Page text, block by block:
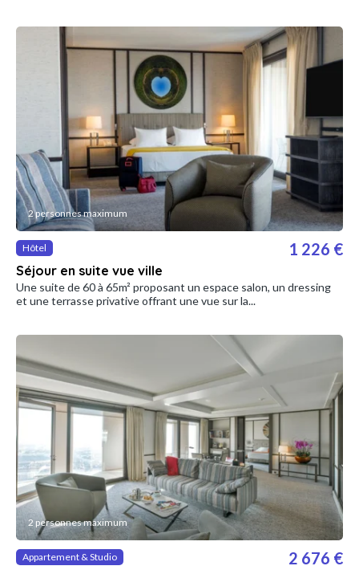
2 personnes maximum
Hôtel
Séjour en suite vue ville
1 226 €
Une suite de 60 à 65m² proposant un espace salon, un dressing
et une terrasse privative offrant une vue sur la...
2 personnes maximum
Appartement & Studio 2 676 €